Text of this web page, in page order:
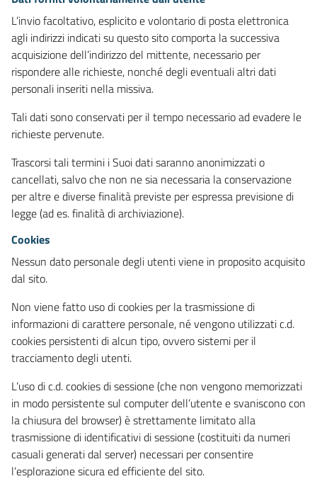
L’invio facoltativo, esplicito e volontario di posta elettronica
agli indirizzi indicati su questo sito comporta la successiva
acquisizione dell’indirizzo del mittente, necessario per
rispondere alle richieste, nonché degli eventuali altri dati
personali inseriti nella missiva.
Tali dati sono conservati per il tempo necessario ad evadere le
richieste pervenute.
Trascorsi tali termini i Suoi dati saranno anonimizzati o
cancellati, salvo che non ne sia necessaria la conservazione
per altre e diverse finalità previste per espressa previsione di
legge (ad es. finalità di archiviazione).
Cookies
Nessun dato personale degli utenti viene in proposito acquisito
dal sito.
Non viene fatto uso di cookies per la trasmissione di
informazioni di carattere personale, né vengono utilizzati c.d.
cookies persistenti di alcun tipo, ovvero sistemi per il
tracciamento degli utenti.
L’uso di c.d. cookies di sessione (che non vengono memorizzati
in modo persistente sul computer dell’utente e svaniscono con
la chiusura del browser) è strettamente limitato alla
trasmissione di identificativi di sessione (costituiti da numeri
casuali generati dal server) necessari per consentire
l’esplorazione sicura ed efficiente del sito.